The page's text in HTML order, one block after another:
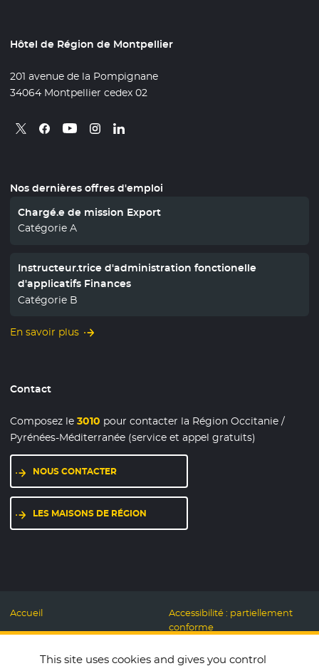
Hôtel de Région de Montpellier
201 avenue de la Pompignane
34064 Montpellier cedex 02
Retrouvez nous sur X
- Nouvelle fenêtre
Retrouvez nous sur Facebook
- Nouvelle fenêtre
Retrouvez nous sur Youtube
- Nouvelle fenêtre
Retrouvez nous sur Instagram
- Nouvelle fenêtre
Retrouvez nous sur Linkedin
- Nouvelle fenêtre
Nos dernières offres d'emploi
Chargé.e de mission Export
Catégorie A
Instructeur.trice d'administration fonctionelle
d'applicatifs Finances
Catégorie B
En savoir plus
Contact
Composez le3010 pour contacter la Région Occitanie /
Pyrénées-Méditerranée (service et appel gratuits)
NOUS CONTACTER
LES MAISONS DE RÉGION
Accueil
Mentions légales
Données personnelles et
Accessibilité : partiellement
conforme
This site uses cookies and gives you control